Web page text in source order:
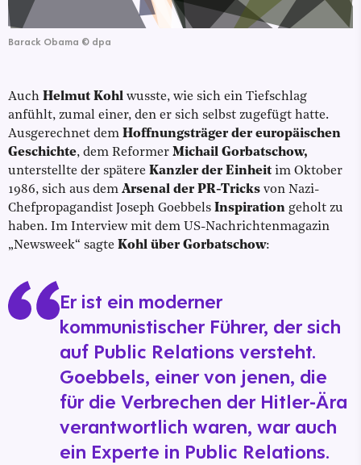
Barack Obama © dpa
Auch Helmut Kohl wusste, wie sich ein Tiefschlag
anfühlt, zumal einer, den er sich selbst zugefügt hatte.
Ausgerechnet dem Hoffnungsträger der europäischen
Geschichte, dem Reformer Michail Gorbatschow,
unterstellte der spätere Kanzler der Einheit im Oktober
1986, sich aus dem Arsenal der PR-Tricks von Nazi-
Chefpropagandist Joseph Goebbels Inspiration geholt zu
haben. Im Interview mit dem US-Nachrichtenmagazin
„Newsweek“ sagte Kohl über Gorbatschow:
Er ist ein moderner
kommunistischer Führer, der sich
auf Public Relations versteht.
Goebbels, einer von jenen, die
für die Verbrechen der Hitler-Ära
verantwortlich waren, war auch
ein Experte in Public Relations.